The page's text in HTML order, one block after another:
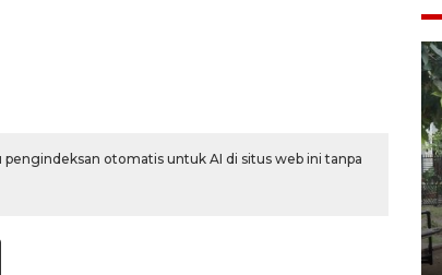
otomatis untuk AI di situs web ini tanpa